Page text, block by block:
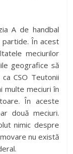
A de handbal
În acest
meciurilor
geografice să
CSO Teutonii
multe meciuri în
În aceste
două meciuri.
nimic despre
nu există